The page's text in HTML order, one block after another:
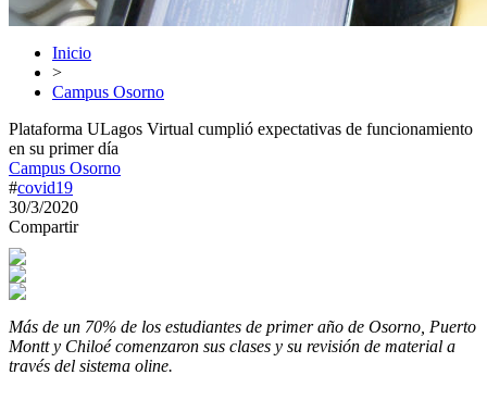
Inicio
>
Campus Osorno
Plataforma ULagos Virtual cumplió expectativas de funcionamiento
en su primer día
Campus Osorno
#covid19
30/3/2020
Compartir
Más de un 70% de los estudiantes de primer año de Osorno, Puerto
Montt y Chiloé comenzaron sus clases y su revisión de material a
través del sistema oline.